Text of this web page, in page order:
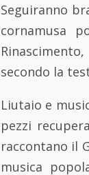
Seguiranno
cornamusa
secondo la
Liutaio e
pezzi
raccontano il
musica